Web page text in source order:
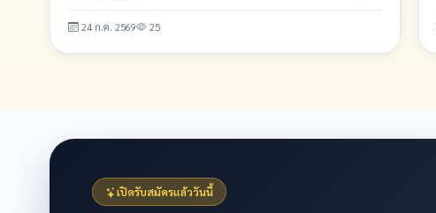
24 ก.ค. 2569 25
เปิดรับสมัครแล้ววันนี้